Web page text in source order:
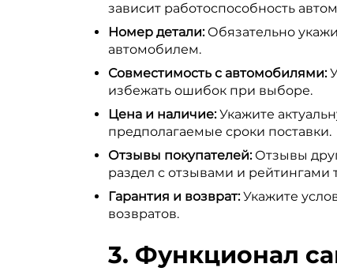
зависит работоспособность
Номер детали:Обязательно
автомобилем.
Совместимость с автомобилями:
избежать ошибок при выборе.
Цена и наличие:Укажите
предполагаемые сроки поставки.
Отзывы покупателей:Отзывы
раздел с отзывами и рейтингами
Гарантия и возврат:Укажите
возвратов.
3. Функционал